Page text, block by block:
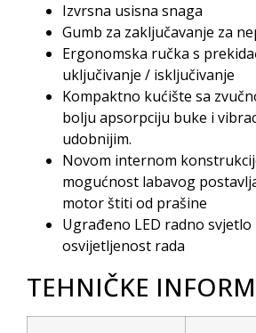
Izvrsna usisna snaga
Gumb za zaključavanje za
Ergonomska ručka s
uključivanje / isključivanje
Kompaktno kućište sa
bolju apsorpciju buke i
udobnijim.
Novom internom
mogućnost labavog
motor štiti od prašine
Ugrađeno LED radno svjetlo
osvijetljenost rada
TEHNIČKE